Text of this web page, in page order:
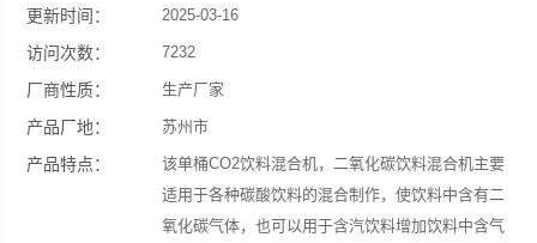
更新时间： 2025-03-16
访问次数： 7232
厂商性质： 生产厂家
产品厂地： 苏州市
产品特点：
该单桶CO2饮料混合机，二氧化碳饮料混合机主要
适用于各种碳酸饮料的混合制作，使饮料中含有二
氧化碳气体，也可以用于含汽饮料增加饮料中含气